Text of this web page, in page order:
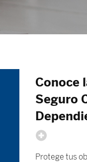
Conoce
Seguro
Protege tus